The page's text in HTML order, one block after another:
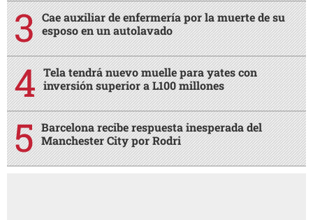
Cae auxiliar de enfermería por la muerte de su
esposo en un autolavado
Tela tendrá nuevo muelle para yates con
inversión superior a L100 millones
Barcelona recibe respuesta inesperada del
Manchester City por Rodri